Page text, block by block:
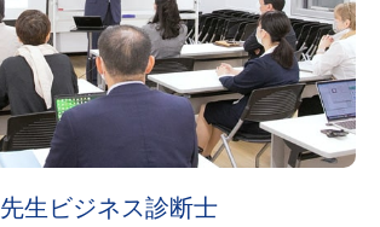
先生ビジネス診断士